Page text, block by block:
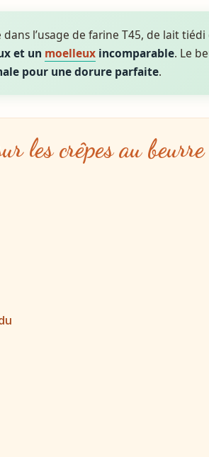
dans l’usage de farine T45, de lait
et un moelleux incomparable. Le
pour une dorure parfaite.
les crêpes au beurre